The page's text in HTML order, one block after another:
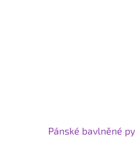
Pánské bavlněné